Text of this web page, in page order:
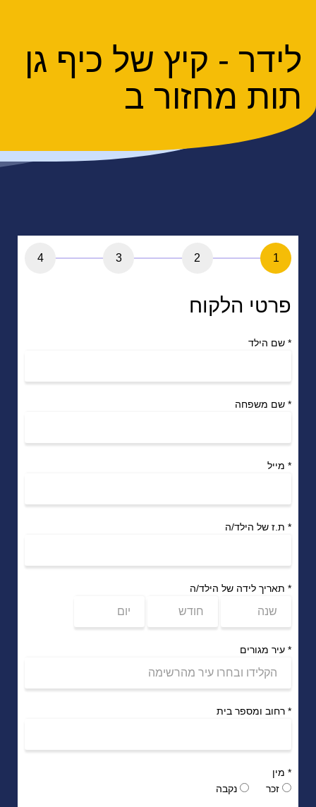
לידר - קיץ של כיף גן
תות מחזור ב
1
2
3
4
פרטי הלקוח
* שם הילד
* שם משפחה
* מייל
* ת.ז של הילד/ה
* תאריך לידה של הילד/ה
* עיר מגורים
* רחוב ומספר בית
* מין
זכר
נקבה